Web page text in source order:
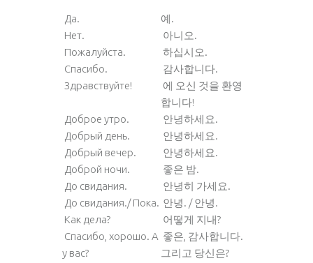
Да.
예.
Нет.
아니오.
Пожалуйста.
하십시오.
Спасибо.
감사합니다.
Здравствуйте!
에 오신 것을 환영
합니다!
Доброе утро.
안녕하세요.
Добрый день.
안녕하세요.
Добрый вечер.
안녕하세요.
Доброй ночи.
좋은 밤.
До свидания.
안녕히 가세요.
До свидания./ Пока. 안녕. / 안녕.
Как дела?
어떻게 지내?
Спасибо, хорошо. А
у вас?
좋은, 감사합니다.
그리고 당신은?